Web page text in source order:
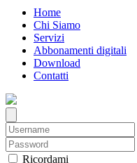
Home
Chi Siamo
Servizi
Abbonamenti digitali
Download
Contatti
Ricordami